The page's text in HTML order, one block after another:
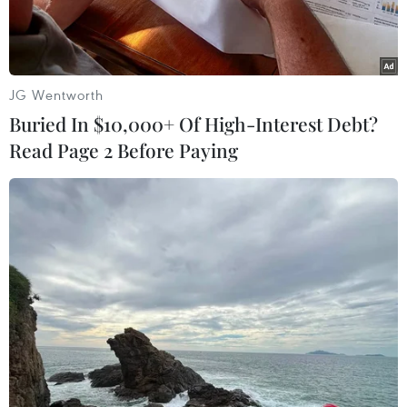
Nghiên cứu vắcxin phòng COVID-19 tại một phòng thí nghiệm ở
London, Anh. (Nguồn: AFP/TTXVN)
Theo hãng Sputnik, trường Đại học Oxford của
Anh đã bắt đầu tiến hành các thử nghiệm lâm
sàng ở người loại vắcxin phòng virus SARS-Cov-
2 gây bệnh viêm đường hô hấp cấp COVID-19.
JG Wentworth
Buried In $10,000+ Of High-Interest Debt?
Read Page 2 Before Paying